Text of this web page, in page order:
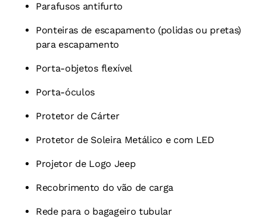
Parafusos antifurto
Ponteiras de escapamento (polidas ou pretas)
para escapamento
Porta-objetos flexível
Porta-óculos
Protetor de Cárter
Protetor de Soleira Metálico e com LED
Projetor de Logo Jeep
Recobrimento do vão de carga
Rede para o bagageiro tubular